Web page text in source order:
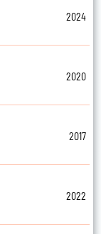
2024
2020
2017
2022